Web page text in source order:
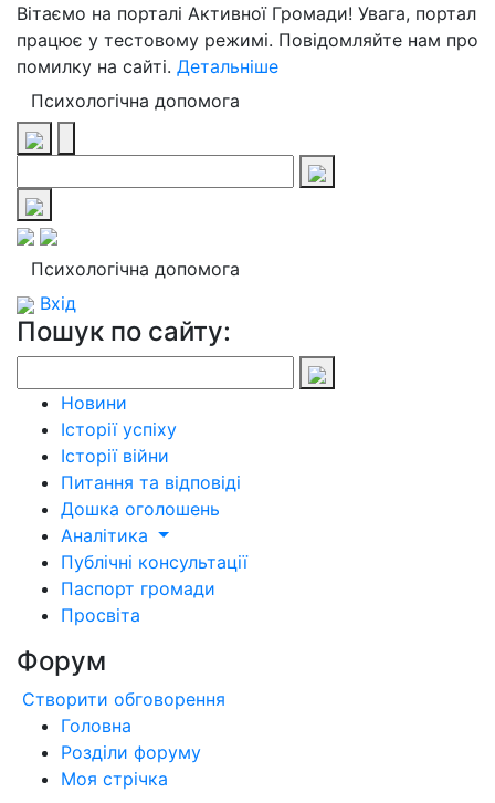
Вітаємо на порталі Активної Громади! Увага, портал
працює у тестовому режимі. Повідомляйте нам про
помилку на сайті. Детальніше
Психологічна допомога
Психологічна допомога
Вхід
Пошук по сайту:
Новини
Історії успіху
Історії війни
Питання та відповіді
Дошка оголошень
Аналітика
Публічні консультації
Паспорт громади
Просвіта
Форум
Створити обговорення
Головна
Розділи форуму
Моя стрічка